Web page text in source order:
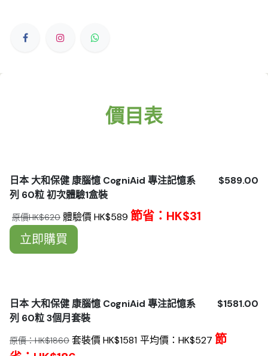
價目表
日本 大和保健 康腦憶 CogniAid 專注記憶系
列 60粒 初次體驗1盒裝
$589.00
原價HK$620 體驗價HK$589 節省：HK$31
立即購買
日本 大和保健 康腦憶 CogniAid 專注記憶系
列 60粒 3個月套裝
$1581.00
原價：HK$1860 套裝價 HK$1581 平均價：HK$527 節